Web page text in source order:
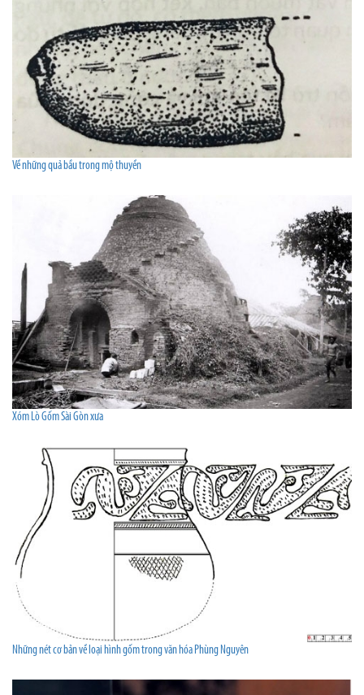
Về những quả bầu trong mộ thuyền
Xóm Lò Gốm Sài Gòn xưa
Những nét cơ bản về loại hình gốm trong văn hóa Phùng Nguyên